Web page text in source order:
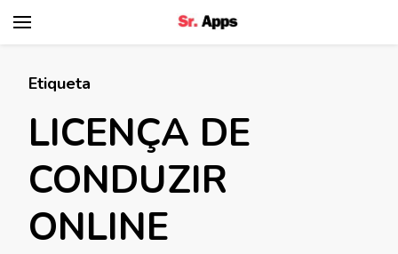
Etiqueta
LICENÇA DE
CONDUZIR
ONLINE